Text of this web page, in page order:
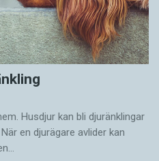
Husdjur kan bli djuränklingar
en djurägare avlider kan